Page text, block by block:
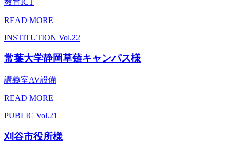
READ MORE
INSTITUTION Vol.22
常葉大学静岡草薙キャンパス様
講義室AV設備
READ MORE
PUBLIC Vol.21
刈谷市役所様